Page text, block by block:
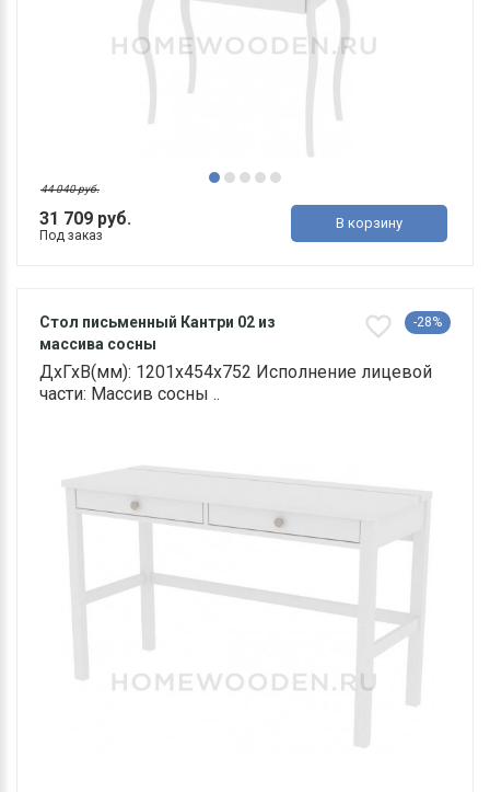
31 709 руб.
44 040 руб.
Под заказ
В корзину
Стол письменный Кантри 02 из
массива сосны
-28%
ДхГхВ(мм): 1201х454х752 Исполнение лицевой
части: Массив сосны ..